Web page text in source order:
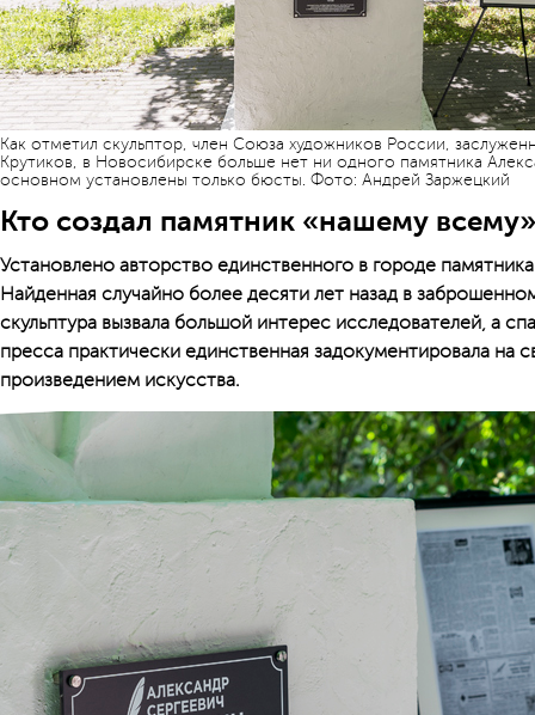
Как отметил скульптор, член Союза художников России,
Крутиков, в Новосибирске больше нет ни одного памятника
основном установлены только бюсты. Фото: Андрей Заржецкий
Кто создал памятник «нашему
Установлено авторство единственного в городе
Найденная случайно более десяти лет назад в
скульптура вызвала большой интерес исследователей, а
пресса практически единственная задокументировала на
произведением искусства.